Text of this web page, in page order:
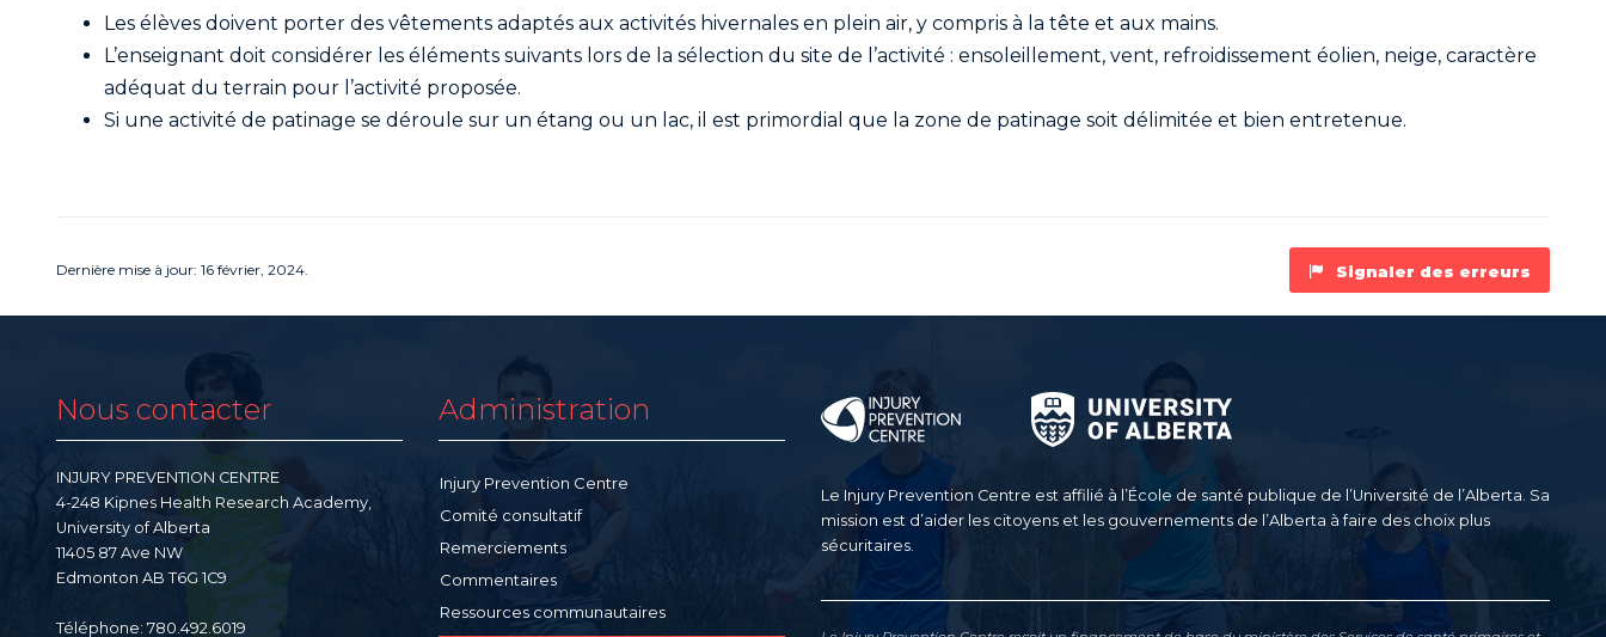
Les élèves doivent porter des vêtements adaptés aux activités hivernales en plein air, y compris à la tête et aux mains.
L’enseignant doit considérer les éléments suivants lors de la sélection du site de l’activité : ensoleillement, vent, refroidissement éolien, neige, caractère
adéquat du terrain pour l’activité proposée.
Si une activité de patinage se déroule sur un étang ou un lac, il est primordial que la zone de patinage soit délimitée et bien entretenue.
Dernière mise à jour: 16 février, 2024. Signaler des erreurs
Nous contacter
INJURY PREVENTION CENTRE
4-248 Kipnes Health Research Academy,
University of Alberta
11405 87 Ave NW
Edmonton AB T6G 1C9
Téléphone: 780.492.6019
Administration
Injury Prevention Centre
Comité consultatif
Remerciements
Commentaires
Ressources communautaires
Le Injury Prevention Centre est affilié à l’École de santé publique de l’Université de l’Alberta. Sa
mission est d’aider les citoyens et les gouvernements de l’Alberta à faire des choix plus
sécuritaires.